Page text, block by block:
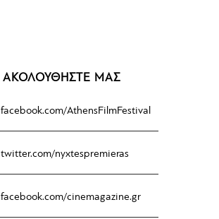
ΑΚΟΛΟΥΘΗΣΤΕ ΜΑΣ
facebook.com/AthensFilmFestival
twitter.com/nyxtespremieras
facebook.com/cinemagazine.gr